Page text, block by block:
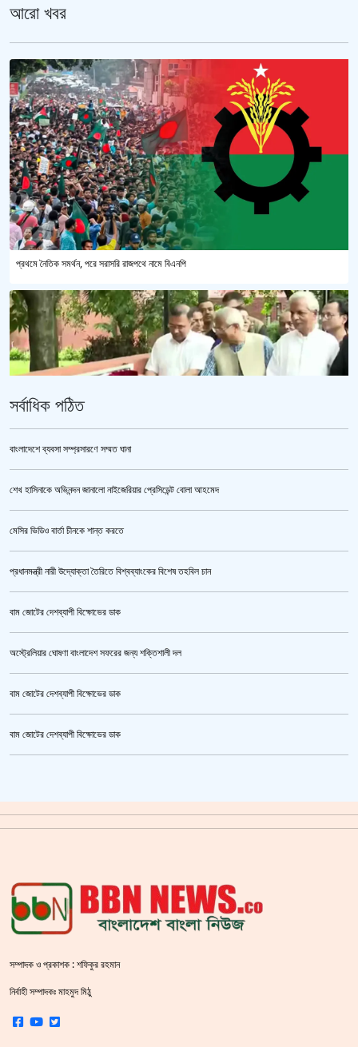
আরো খবর
প্রথমে নৈতিক সমর্থন, পরে সরাসরি রাজপথে নামে বিএনপি
‘জুলাই গণঅভ্যুত্থান স্মৃতি জাদুঘর’ উদ্বোধন করলেন প্রধানমন্ত্রী
সর্বাধিক পঠিত
বাংলাদেশে ব্যবসা সম্প্রসারণে সম্মত ঘানা
শেখ হাসিনাকে অভিনন্দন জানালো নাইজেরিয়ার প্রেসিডেন্ট বোলা আহমেদ
মেসির ভিডিও বার্তা চীনকে শান্ত করতে
প্রধানমন্ত্রী নারী উদ্যোক্তা তৈরিতে বিশ্বব্যাংকের বিশেষ তহবিল চান
বাম জোটের দেশব্যাপী বিক্ষোভের ডাক
অস্ট্রেলিয়ার ঘোষণা বাংলাদেশ সফরের জন্য শক্তিশালী দল
বাম জোটের দেশব্যাপী বিক্ষোভের ডাক
বাম জোটের দেশব্যাপী বিক্ষোভের ডাক
গাজীপুর মহাসড়ক অবরোধ,সিটি করপোরেশনের গাড়ি চাপায় শ্রমিক নিহত
জাল ভিসায় ইউরোপে মানুষ পাঠানোর অভিযোগে,শাহজালাল থেকে গ্রেপ্তার পাঁচজন
‘শ্লীলতাহানির সত্যতা’ মিলেছে শিক্ষক মুরাদের বিরুদ্ধে
স্বরাষ্ট্রমন্ত্রীর হুঁশিয়ারি বিএনপিকে ক‌ঠোর হ‌স্তে দমন করা হবে :
সম্পাদক ও প্রকাশক : শফিকুর রহমান
নির্বাহী সম্পাদকঃ মাহমুদ মিঠু